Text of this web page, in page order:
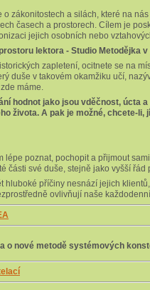
zákonitostech a silách, které na
časech a prostorech. Cílem je
jejich osobních nebo
lektora - Studio Metodějka v
zapletení, ocitnete se na
duše v takovém okamžiku učí,
máme.
hodnot jako jsou vděčnost, úcta
života. A pak je možné, chcete-li,
lépe poznat, pochopit a přijmout
části své duše, stejně jako vyšší
hluboké příčiny nesnází jejich
ovlivňují naše každodenní
o nové metodě systémových